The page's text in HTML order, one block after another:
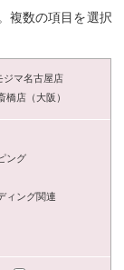
複数の項目を選択
ジマ名古屋店
橋店（大阪）
ング
ィング関連